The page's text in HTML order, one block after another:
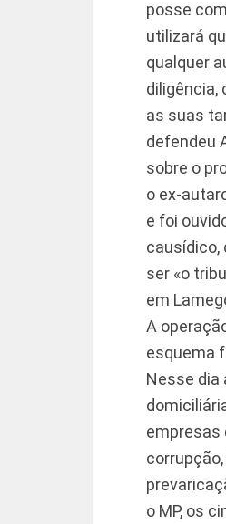
posse
utilizará
qualquer
diligência,
as suas
defendeu
sobre o
o ex-
e foi
causídico,
ser «o
em
A
esquema
Nesse dia
empresas
o MP, os